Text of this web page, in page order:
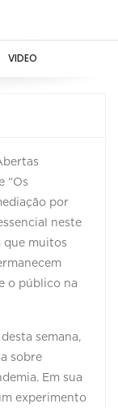
VIDEO
“Os
por
neste
que muitos
o público na
semana,
sobre
Em sua
experimento